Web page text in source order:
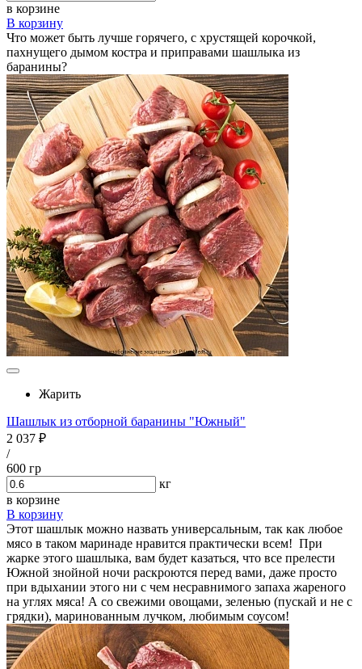
в корзине
В корзину
Что может быть лучше горячего, с хрустящей корочкой,
пахнущего дымом костра и приправами шашлыка из
баранины?
Жарить
Шашлык из отборной баранины "Южный"
2 037 ₽
/
600 гр
кг
в корзине
В корзину
Этот шашлык можно назвать универсальным, так как любое
мясо в таком маринаде нравится практически всем! При
жарке этого шашлыка, вам будет казаться, что все прелести
Южной знойной ночи раскроются перед вами, даже просто
при вдыхании этого ни с чем несравнимого запаха жареного
на углях мяса! А со свежими овощами, зеленью (пускай и не с
грядки), маринованным лучком, любимым соусом!